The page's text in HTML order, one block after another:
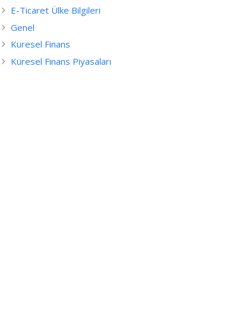
E-Ticaret Ülke Bilgileri
Genel
Küresel Finans
Küresel Finans Piyasaları